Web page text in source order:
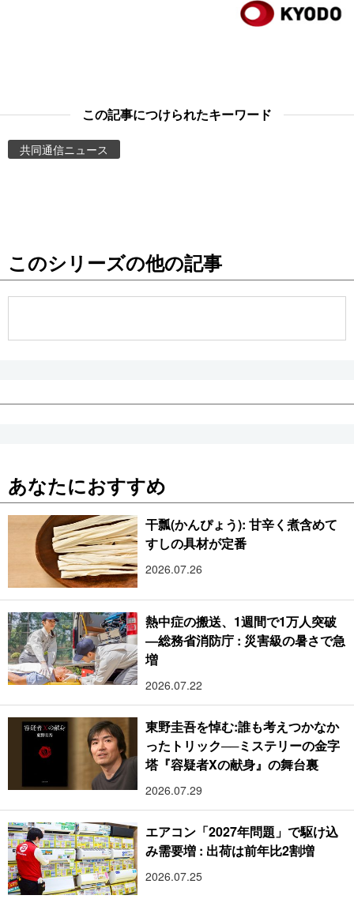
Images
People
公式SNS
この記事につけられたキーワード
共同通信ニュース
このシリーズの他の記事
あなたにおすすめ
干瓢(かんぴょう): 甘辛く煮含めて
すしの具材が定番
2026.07.26
熱中症の搬送、1週間で1万人突破
―総務省消防庁 : 災害級の暑さで急
増
2026.07.22
東野圭吾を悼む:誰も考えつかなか
ったトリック──ミステリーの金字
塔『容疑者Xの献身』の舞台裏
2026.07.29
エアコン「2027年問題」で駆け込
み需要増 : 出荷は前年比2割増
2026.07.25